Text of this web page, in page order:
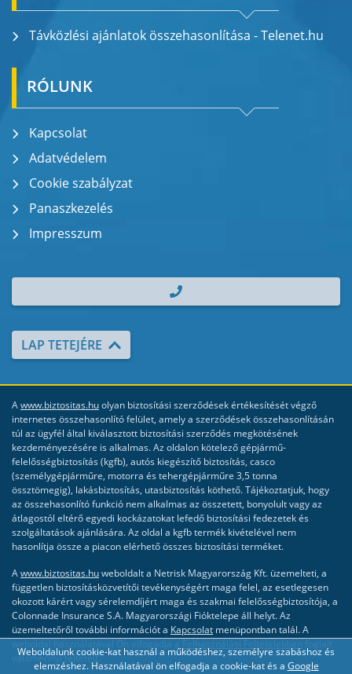
Távközlési ajánlatok összehasonlítása - Telenet.hu
RÓLUNK
Kapcsolat
Adatvédelem
Cookie szabályzat
Panaszkezelés
Impresszum
| TEL.: +36 70 700 2000
LAP TETEJÉRE
Awww.biztositas.huolyan biztosítási szerződések értékesítését végző
internetes összehasonlító felület, amely a szerződések összehasonlításán
túl az ügyfél által kiválasztott biztosítási szerződés megkötésének
kezdeményezésére is alkalmas. Az oldalon kötelező gépjármű-
felelősségbiztosítás (kgfb), autós kiegészítő biztosítás, casco
(személygépjárműre, motorra és tehergépjárműre 3,5 tonna
össztömegig), lakásbiztosítás, utasbiztosítás köthető. Tájékoztatjuk, hogy
az összehasonlító funkció nem alkalmas az összetett, bonyolult vagy az
átlagostól eltérő egyedi kockázatokat lefedő biztosítási fedezetek és
szolgáltatások ajánlására. Az oldal a kgfb termék kivételével nem
hasonlítja össze a piacon elérhető összes biztosítási terméket.
Awww.biztositas.huweboldalt a Netrisk Magyarország Kft. üzemelteti, a
független biztosításközvetítői tevékenységért maga felel, az esetlegesen
okozott kárért vagy sérelemdíjért maga és szakmai felelősségbiztosítója, a
Colonnade Insurance S.A. Magyarországi Fióktelepe áll helyt. Az
üzemeltetőről további információt a Kapcsolat menüpontban talál. A
valamennyi feltételt.
Weboldalunk cookie-kat használ a működéshez, személyre szabáshoz és
elemzéshez. Használatával ön elfogadja a cookie-kat és a Google